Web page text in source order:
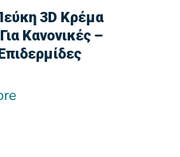
3D Κρέμα
Κανονικές –